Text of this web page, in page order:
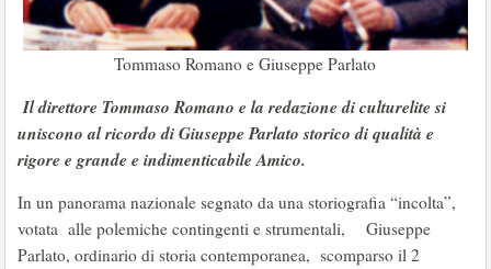
Tommaso Romano e Giuseppe Parlato
Il direttore Tommaso Romano e la redazione di culturelite si
uniscono al ricordo di Giuseppe Parlato storico di qualità e
rigore e grande e indimenticabile Amico.
In un panorama nazionale segnato da una storiografia “incolta”,
votata alle polemiche contingenti e strumentali, Giuseppe
Parlato, ordinario di storia contemporanea, scomparso il 2